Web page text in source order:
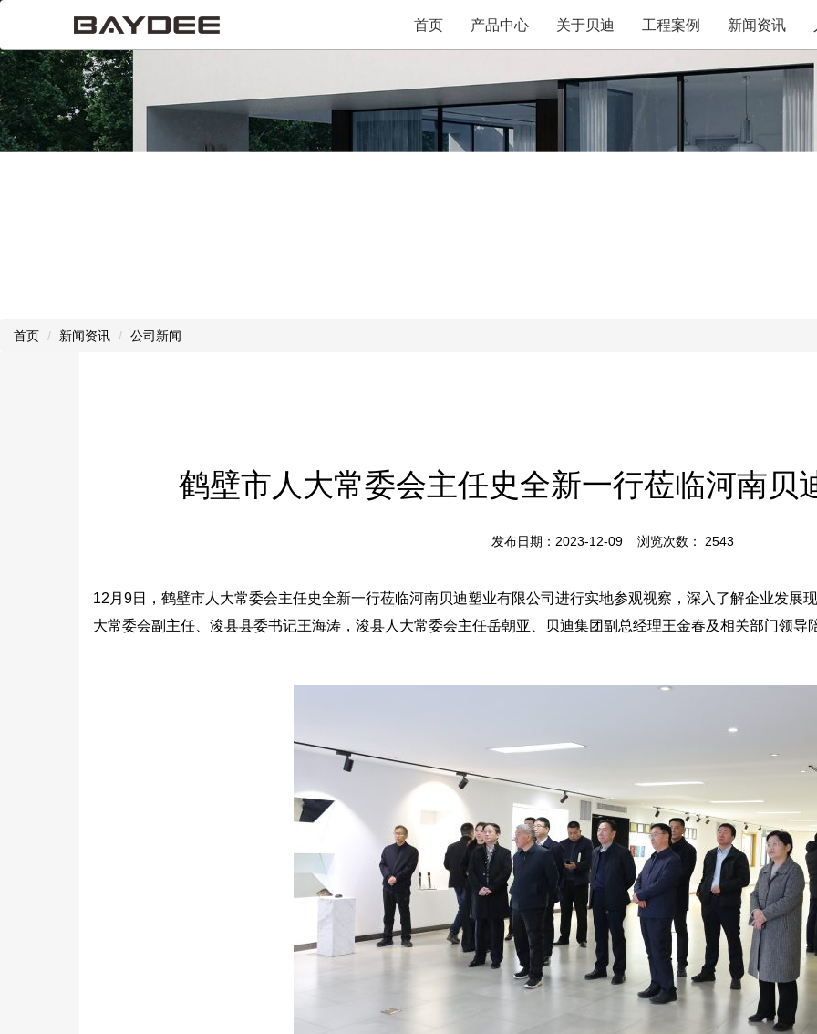
首页 产品中心 关于贝迪 工程案例 新闻资讯
首页 新闻资讯 公司新闻
鹤壁市人大常委会主任史全新一行莅临河南贝
发布日期：2023-12-09 浏览次数： 2543
12月9日，鹤壁市人大常委会主任史全新一行莅临河南贝迪塑业有限公司进行实地参观视察，深入了解企业发展
大常委会副主任、浚县县委书记王海涛，浚县人大常委会主任岳朝亚、贝迪集团副总经理王金春及相关部门领导